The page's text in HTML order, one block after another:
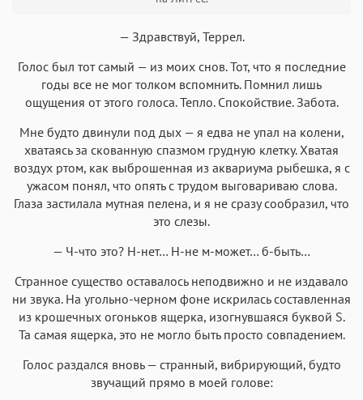
Аа
Roboto
Аа
Garamond
Аа
Fira Sans
Аа
Times
Аа
Iowan
Аа
San Francisco Аа
SF Serif Аа
New York
Аа
Helvetica Neue
Аа
Arial Аа
Georgia
Аа
Times New Roman
Аа
Courier
Аа
Courier New Menlo SF Mono
— Здравствуй, Террел.
Голос был тот самый — из моих снов. Тот, что я последние
годы все не мог толком вспомнить. Помнил лишь
ощущения от этого голоса. Тепло. Спокойствие. Забота.
Мне будто двинули под дых — я едва не упал на колени,
хватаясь за скованную спазмом грудную клетку. Хватая
воздух ртом, как выброшенная из аквариума рыбешка, я с
ужасом понял, что опять с трудом выговариваю слова.
Глаза застилала мутная пелена, и я не сразу сообразил, что
это слезы.
— Ч-что это? Н-нет… Н-не м-может… б-быть…
Странное существо оставалось неподвижно и не издавало
ни звука. На угольно-черном фоне искрилась составленная
из крошечных огоньков ящерка, изогнувшаяся буквой S.
Та самая ящерка, это не могло быть просто совпадением.
Голос раздался вновь — странный, вибрирующий, будто
звучащий прямо в моей голове: